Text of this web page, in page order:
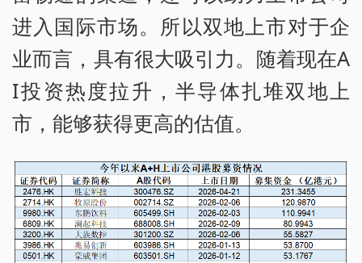
进入国际市场。所以双地上市对于企
业而言，具有很大吸引力。随着现在A
I投资热度拉升，半导体扎堆双地上
市，能够获得更高的估值。